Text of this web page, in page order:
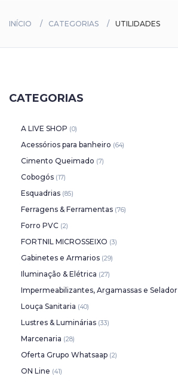
Tintas
Externa
Lustres
Luminárias
INÍCIO CATEGORIAS UTILIDADES
CATEGORIAS
A LIVE SHOP (0)
Acessórios para banheiro (64)
Cimento Queimado (7)
Cobogós (17)
Esquadrias (85)
Ferragens & Ferramentas (76)
Forro PVC (2)
FORTNIL MICROSSEIXO (3)
Gabinetes e Armarios (29)
Iluminação & Elétrica (27)
Impermeabilizantes, Argamassas e Selador
Louça Sanitaria (40)
Lustres & Luminárias (33)
Marcenaria (28)
Oferta Grupo Whatsaap (2)
ON Line (41)